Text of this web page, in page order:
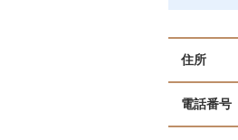
住所
電話番号